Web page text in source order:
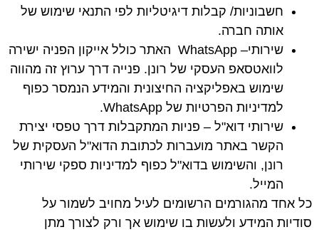
חשבוניות/ קבלות דיגיטליות לפי התנאי שימוש של
אותה חברה.
שירותי– WhatsApp
האתר כולל אייקון הפניה ישירה
לוואטסאפ העסקי של רונן. פנייה דרך ערוץ זה מהווה
שימוש באפליקציה החיצונית והמידע הנמסר כפוף
למדיניות הפרטיות של WhatsApp.
שירותי דוא"ל – פניות המתקבלות דרך טפסי יצירת
הקשר באתר מועברות לכתובת הדוא"ל העסקית של
רונן, והשימוש בדוא"ל כפוף למדיניות ספקי שירותי
המייל.
כל אחד מהגורמים הרשומים לעיל מחויב לשמור על
סודיות המידע ולעשות בו שימוש אך ורק לצורך מתן